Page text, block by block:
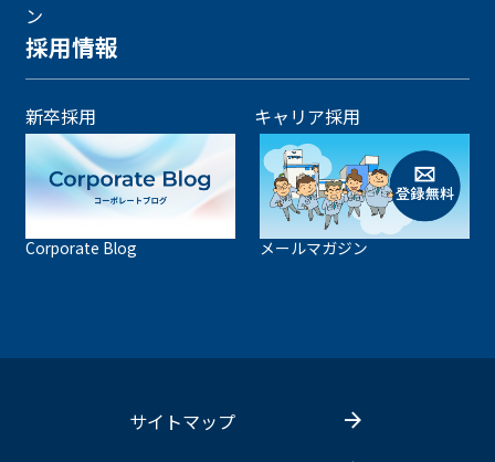
ン
採用情報
新卒採用 キャリア採用
Corporate Blog メールマガジン
サイトマップ